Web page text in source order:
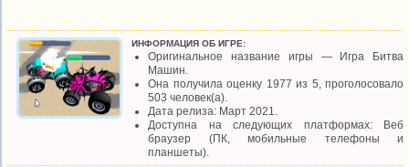
ИНФОРМАЦИЯ ОБ ИГРЕ:
Оригинальное название игры — Игра Битва
Машин.
Она получила оценку 1977 из 5, проголосовало
503 человек(а).
Дата релиза: Март 2021.
Доступна на следующих платформах: Веб
браузер (ПК, мобильные телефоны и
планшеты).